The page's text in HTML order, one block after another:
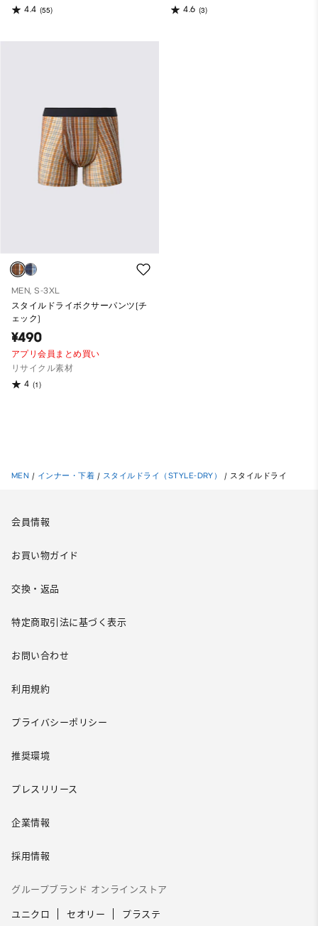
4.4 (55)
4.6 (3)
MEN, S-3XL
スタイルドライボクサーパンツ(チ
ェック)
¥490
アプリ会員まとめ買い
リサイクル素材
4 (1)
MEN / インナー・下着 / スタイルドライ（STYLE-DRY） / スタイルドライ
会員情報
お買い物ガイド
交換・返品
特定商取引法に基づく表示
お問い合わせ
利用規約
プライバシーポリシー
推奨環境
プレスリリース
企業情報
採用情報
グループブランド オンラインストア
ユニクロ セオリー プラステ